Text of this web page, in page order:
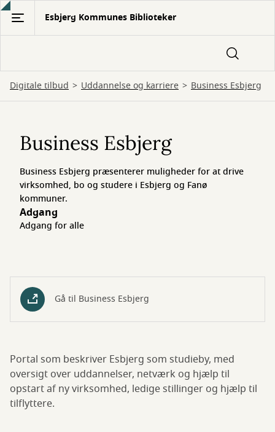
Gå
hovedindhold
Esbjerg Kommunes Biblioteker
Digitale tilbud Uddannelse og karriere Business Esbjerg
Esbjerg
Business Esbjerg
Business Esbjerg præsenterer muligheder for at drive
virksomhed, bo og studere i Esbjerg og Fanø
kommuner.
Adgang
Adgang for alle
Gå til Business Esbjerg
Portal som beskriver Esbjerg som studieby, med
oversigt over uddannelser, netværk og hjælp til
opstart af ny virksomhed, ledige stillinger og hjælp til
tilflyttere.